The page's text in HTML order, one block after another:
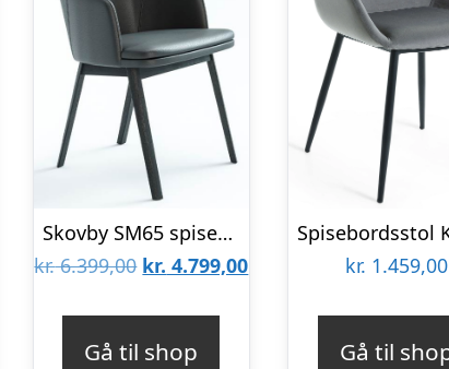
Skovby SM65 spisebordsstol med armlæn – Sortlakeret eg m. læder : Erling Christensen Møbler
kr.6.399,00 Den
kr. 4.799,00Den
Gå til shop
kr. 1.459,00
Gå til